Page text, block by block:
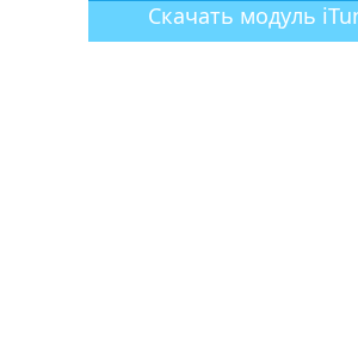
Скачать модуль